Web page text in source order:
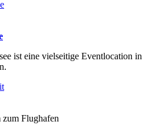
ist eine vielseitige Eventlocation in
zum Flughafen